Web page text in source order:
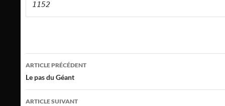
Navigation
des
articles
ARTICLE PRÉCÉDENT
Le pas du Géant
ARTICLE SUIVANT